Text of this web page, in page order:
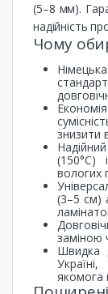
(5–8 мм).
надійність
Чому
знизити
(150°C)
вологих
(3–5 см)
заміною
Швидка
якомога